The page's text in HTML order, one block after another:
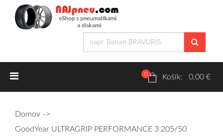
Letné pneumatiky 0 Košík: 0,00 €
Domov
GoodYear ULTRAGRIP PERFORMANCE 3 205/50